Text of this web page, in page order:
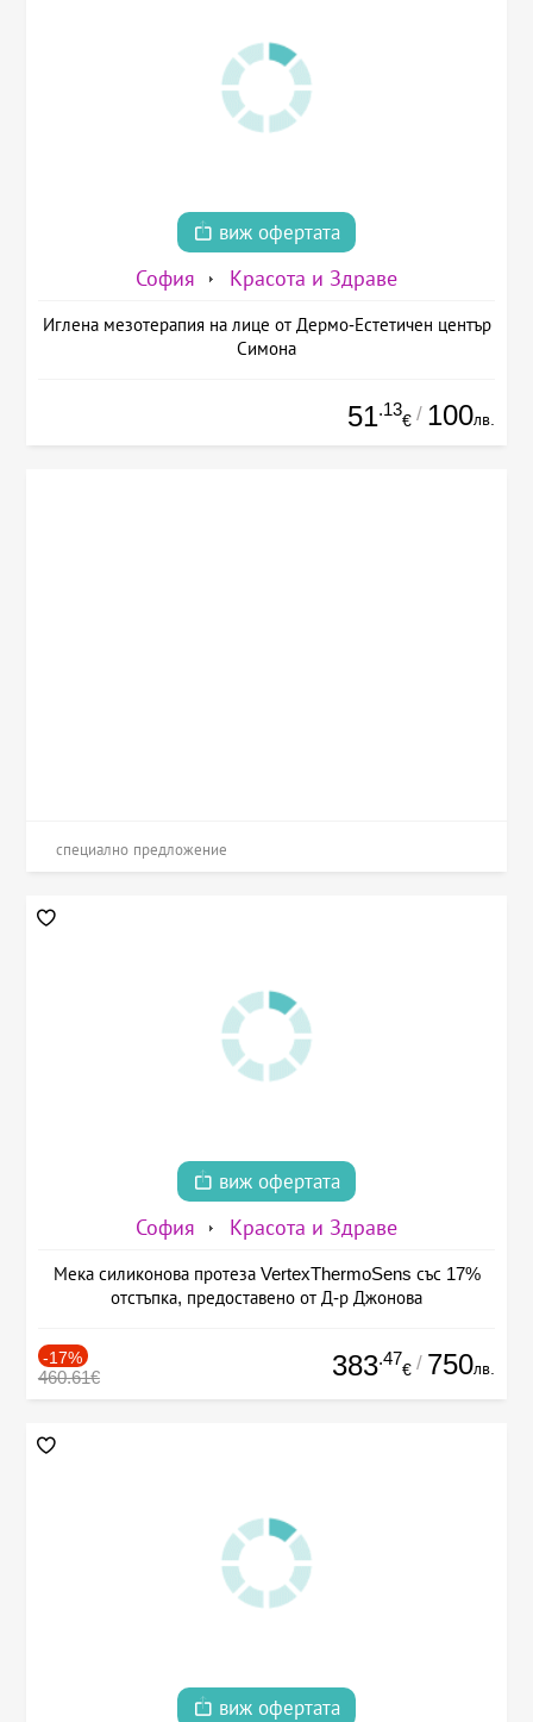
виж офертата
София Красота и Здраве
Иглена мезотерапия на лице от Дермо-Естетичен център
Симона
51.13
€ / 100лв.
специално предложение
виж офертата
София Красота и Здраве
Мека силиконова протеза VertexThermoSens със 17%
отстъпка, предоставено от Д-р Джонова
-17%
460.61€ 383.47
€ / 750лв.
виж офертата